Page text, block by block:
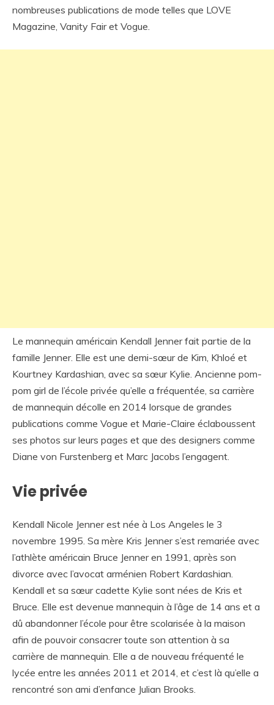
nombreuses publications de mode telles que LOVE
Magazine, Vanity Fair et Vogue.
Le mannequin américain Kendall Jenner fait partie de la
famille Jenner. Elle est une demi-sœur de Kim, Khloé et
Kourtney Kardashian, avec sa sœur Kylie. Ancienne pom-
pom girl de l’école privée qu’elle a fréquentée, sa carrière
de mannequin décolle en 2014 lorsque de grandes
publications comme Vogue et Marie-Claire éclaboussent
ses photos sur leurs pages et que des designers comme
Diane von Furstenberg et Marc Jacobs l’engagent.
Vie privée
Kendall Nicole Jenner est née à Los Angeles le 3
novembre 1995. Sa mère Kris Jenner s’est remariée avec
l’athlète américain Bruce Jenner en 1991, après son
divorce avec l’avocat arménien Robert Kardashian.
Kendall et sa sœur cadette Kylie sont nées de Kris et
Bruce. Elle est devenue mannequin à l’âge de 14 ans et a
dû abandonner l’école pour être scolarisée à la maison
afin de pouvoir consacrer toute son attention à sa
carrière de mannequin. Elle a de nouveau fréquenté le
lycée entre les années 2011 et 2014, et c’est là qu’elle a
rencontré son ami d’enfance Julian Brooks.